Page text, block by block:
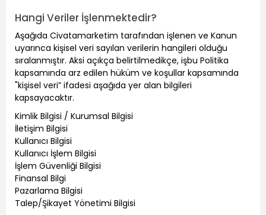
Hangi Veriler İşlenmektedir?
Aşağıda Civatamarketim tarafından işlenen ve Kanun
uyarınca kişisel veri sayılan verilerin hangileri olduğu
sıralanmıştır. Aksi açıkça belirtilmedikçe, işbu Politika
kapsamında arz edilen hüküm ve koşullar kapsamında
"kişisel veri” ifadesi aşağıda yer alan bilgileri
kapsayacaktır.
Kimlik Bilgisi / Kurumsal Bilgisi
İletişim Bilgisi
Kullanıcı Bilgisi
Kullanıcı İşlem Bilgisi
İşlem Güvenliği Bilgisi
Finansal Bilgi
Pazarlama Bilgisi
Talep/Şikayet Yönetimi Bilgisi